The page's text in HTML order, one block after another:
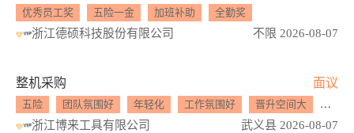
优秀员工奖 五险一金 加班补助 全勤奖
浙江德硕科技股份有限公司 不限 2026-08-07
整机采购 面议
五险 团队氛围好 年轻化 工作氛围好 晋升空间大 年终
浙江博来工具有限公司 武义县 2026-08-07